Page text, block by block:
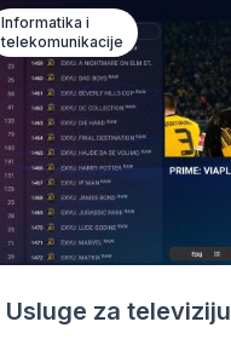
Informatika i
telekomunikacije
Usluge za televiziju